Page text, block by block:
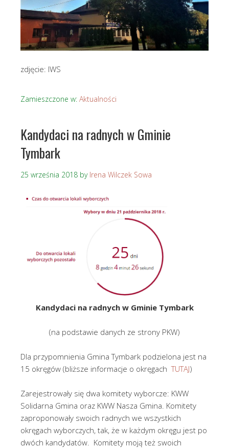
zdjęcie: IWS
Zamieszczone w: Aktualności
Kandydaci na radnych w Gminie
Tymbark
25 września 2018 by Irena Wilczek Sowa
Kandydaci na radnych w Gminie Tymbark
(na podstawie danych ze strony PKW)
Dla przypomnienia Gmina Tymbark podzielona jest na
15 okręgów (bliższe informacje o okręgachTUTAJ)
Zarejestrowały się dwa komitety wyborcze: KWW
Solidarna Gmina oraz KWW Nasza Gmina. Komitety
zaproponowały swoich radnych we wszystkich
okręgach wyborczych, tak, że w każdym okręgu jest po
dwóch kandydatów. Komitety moją też swoich